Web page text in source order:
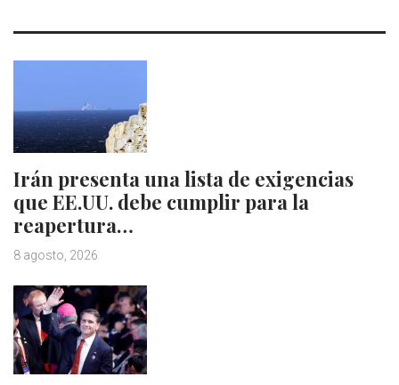
Irán presenta una lista de exigencias
que EE.UU. debe cumplir para la
reapertura…
8 agosto, 2026